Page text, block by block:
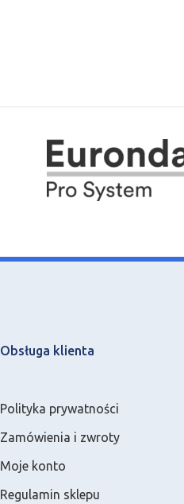
Obsługa klienta
Polityka prywatności
Zamówienia i zwroty
Moje konto
Regulamin sklepu